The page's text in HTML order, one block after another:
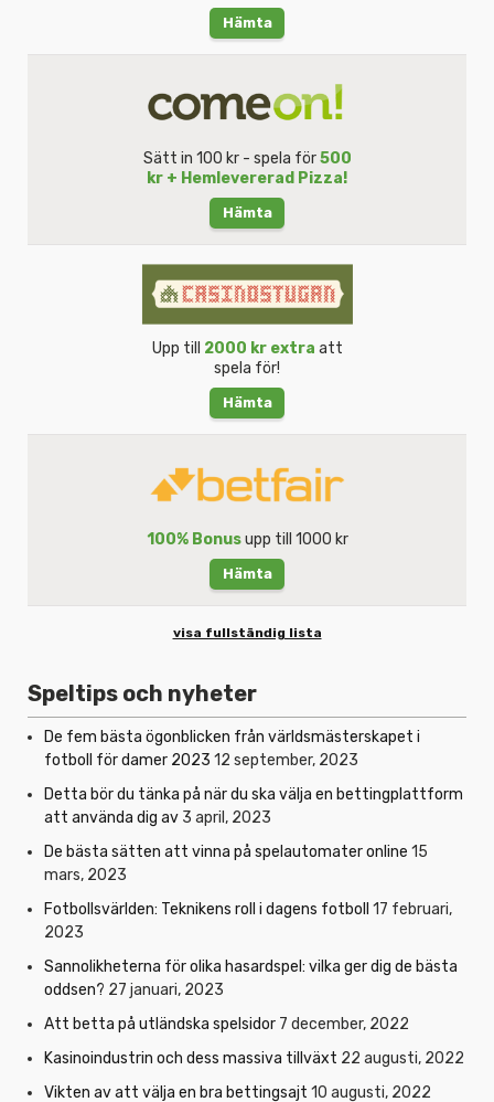
Hämta
Sätt in 100 kr - spela för500
kr + Hemlevererad Pizza!
Hämta
Upp till 2000 kr extra att
spela för!
Hämta
100% Bonusupp till 1000 kr
Hämta
visa fullständig lista
Speltips och nyheter
De fem bästa ögonblicken från världsmästerskapet i
fotboll för damer 2023 12 september, 2023
Detta bör du tänka på när du ska välja en bettingplattform
att använda dig av 3 april, 2023
De bästa sätten att vinna på spelautomater online 15
mars, 2023
Fotbollsvärlden: Teknikens roll i dagens fotboll 17 februari,
2023
Sannolikheterna för olika hasardspel: vilka ger dig de bästa
oddsen? 27 januari, 2023
Att betta på utländska spelsidor 7 december, 2022
Kasinoindustrin och dess massiva tillväxt 22 augusti, 2022
Vikten av att välja en bra bettingsajt 10 augusti, 2022